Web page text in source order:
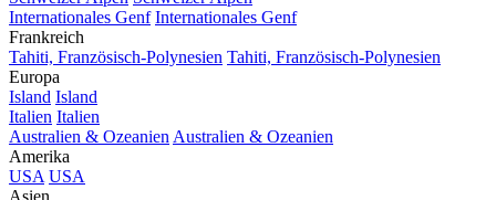
Internationales Genf Internationales Genf
Frankreich
Tahiti, Französisch-Polynesien Tahiti, Französisch-Polynesien
Europa
Island Island
Italien Italien
Australien & Ozeanien Australien & Ozeanien
Amerika
USA USA
Asien